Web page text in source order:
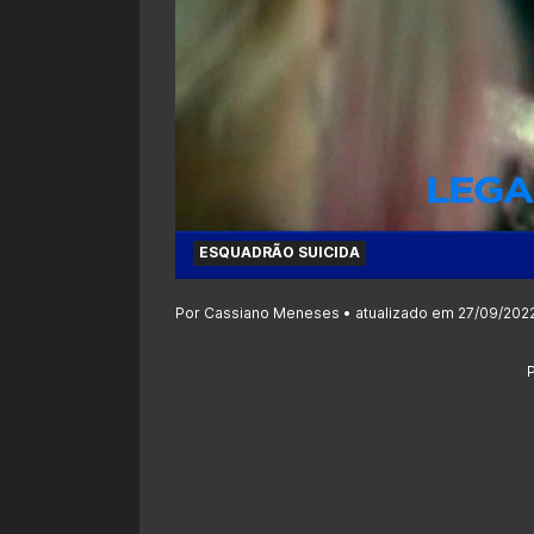
ESQUADRÃO SUICIDA
Por Cassiano Meneses • atualizado em 27/09/